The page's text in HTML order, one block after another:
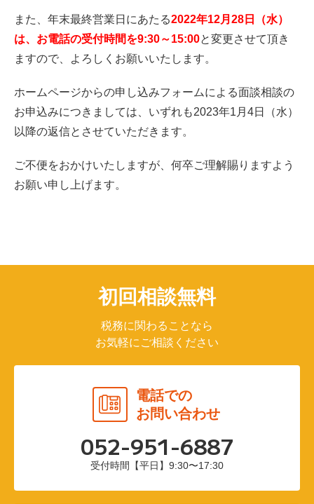
また、年末最終営業日にあたる2022年12月28日（水）
は、お電話の受付時間を9:30～15:00と変更させて頂き
ますので、よろしくお願いいたします。
ホームページからの申し込みフォームによる面談相談の
お申込みにつきましては、いずれも2023年1月4日（水）
以降の返信とさせていただきます。
ご不便をおかけいたしますが、何卒ご理解賜りますよう
お願い申し上げます。
初回相談無料
税務に関わることなら
お気軽にご相談ください
電話での
お問い合わせ
052-951-6887
受付時間【平日】9:30〜17:30